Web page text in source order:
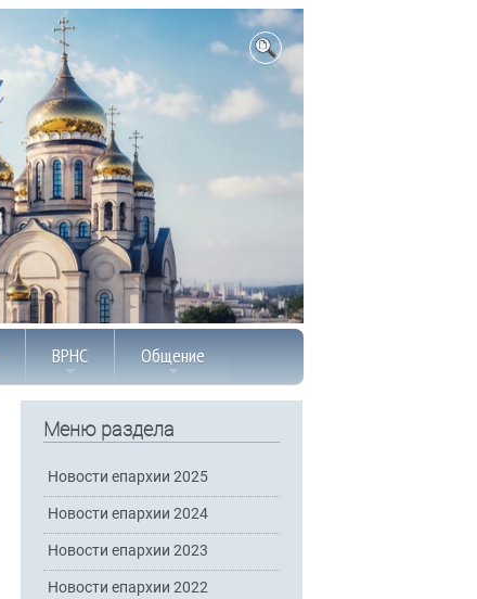
ВРНС Общение
Меню раздела
Новости епархии 2025
Новости епархии 2024
Новости епархии 2023
Новости епархии 2022